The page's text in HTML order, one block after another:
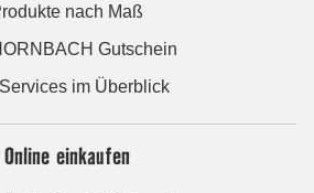
nach Maß
Gutschein
im Überblick
Online einkaufen